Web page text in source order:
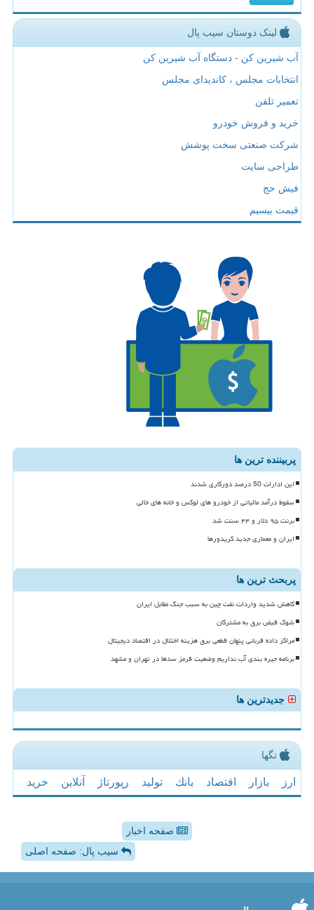
لینک دوستان سیب پال
آب شیرین کن - دستگاه آب شیرین کن
انتخابات مجلس ، کاندیدای مجلس
تعمیر تلفن
خرید و فروش خودرو
شرکت صنعتی سخت پوشش
طراحی سایت
فیش حج
قیمت بیسیم
پربیننده ترین ها
این ادارات 50 درصد دورکاری شدند
سقوط درآمد مالیاتی از خودرو های لوکس و خانه های خالی
برنت ۹۵ دلار و ۴۴ سنت شد
ایران و معماری جدید کریدورها
پربحث ترین ها
کاهش شدید واردات نفت چین به سبب جنگ مقابل ایران
شوک قبض برق به مشترکان
مراکز داده قربانی پنهان قطعی برق هزینه اختلال در اقتصاد دیجیتال
برنامه جیره بندی آب نداریم وضعیت قرمز سدها در تهران و مشهد
جدیدترین ها
تگها
ارز بازار اقتصاد بانك تولید رپورتاژ آنلاین خرید
صفحه اخبار
سیب پال: صفحه اصلی